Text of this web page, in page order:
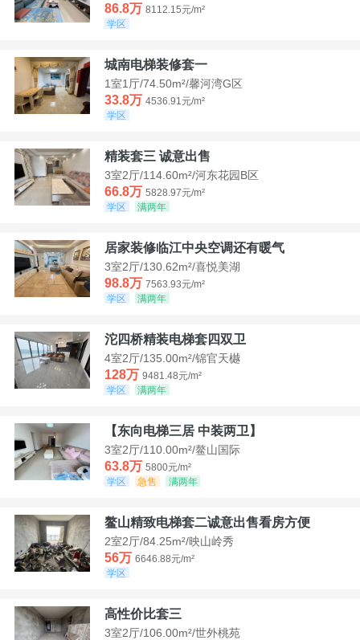
86.8万 8112.15元/m²
学区
城南电梯装修套一
1室1厅/74.50m²/馨河湾G区
33.8万 4536.91元/m²
学区
精装套三 诚意出售
3室2厅/114.60m²/河东花园B区
66.8万 5828.97元/m²
学区
满两年
居家装修临江中央空调还有暖气
3室2厅/130.62m²/喜悦美湖
98.8万 7563.93元/m²
学区
满两年
沱四桥精装电梯套四双卫
4室2厅/135.00m²/锦官天樾
128万 9481.48元/m²
学区
满两年
【东向电梯三居 中装两卫】
3室2厅/110.00m²/鳌山国际
63.8万 5800元/m²
学区
急售 满两年
鳌山精致电梯套二诚意出售看房方便
2室2厅/84.25m²/映山岭秀
56万 6646.88元/m²
学区
高性价比套三
3室2厅/106.00m²/世外桃苑